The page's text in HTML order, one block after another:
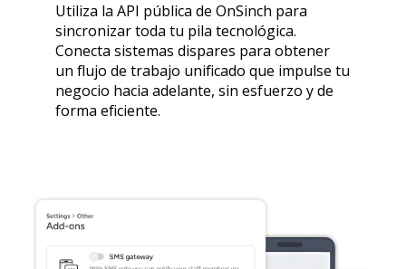
Utiliza la API pública de OnSinch para
sincronizar toda tu pila tecnológica.
Conecta sistemas dispares para obtener
un flujo de trabajo unificado que impulse tu
negocio hacia adelante, sin esfuerzo y de
forma eficiente.